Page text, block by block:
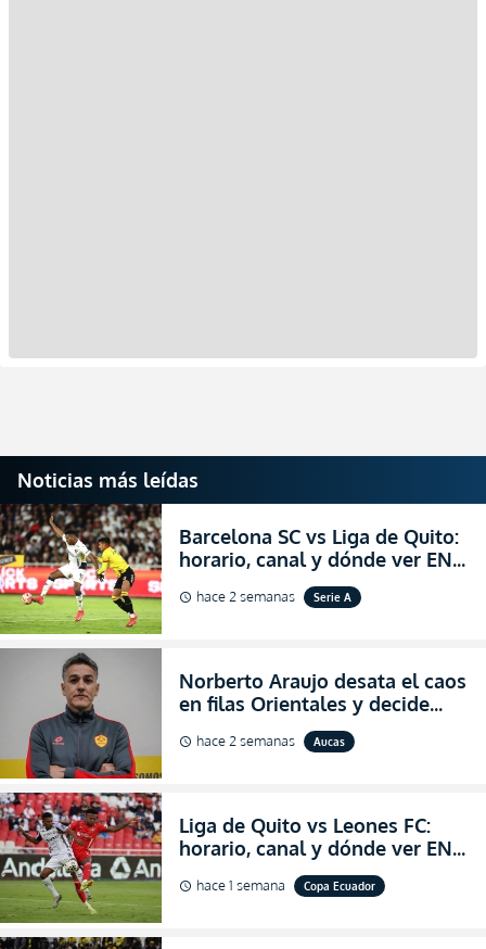
Noticias más leídas
Barcelona SC vs Liga de Quito:
horario, canal y dónde ver EN
VIVO la Fecha 22 de la LigaPro
2026
schedule hace 2 semanas Serie A
Norberto Araujo desata el caos
en filas Orientales y decide
abandonar la dirección técnica
de Aucas
schedule hace 2 semanas Aucas
Liga de Quito vs Leones FC:
horario, canal y dónde ver EN
VIVO los octavos de final de la
Copa Ecuador 2026
schedule hace 1 semana Copa Ecuador